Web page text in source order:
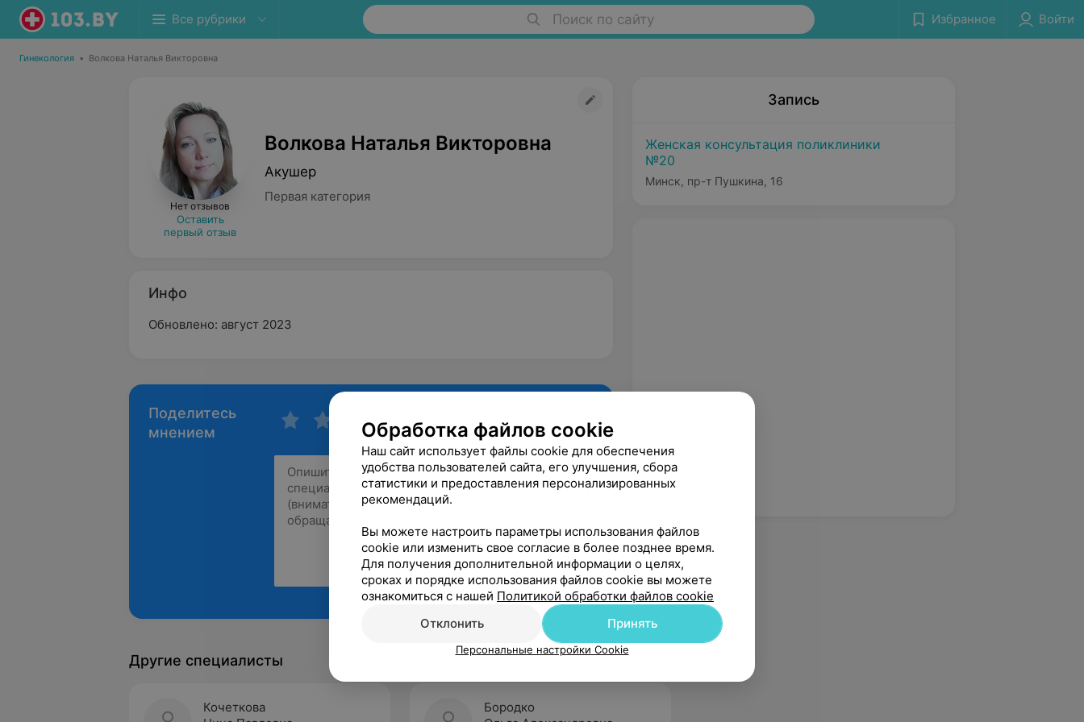
Все рубрики Поиск по сайту Избранное Войти
Гинекология • Волкова Наталья Викторовна
Нет отзывов
Оставить
первый отзыв
Волкова Наталья Викторовна
Акушер
Первая категория
Инфо
Обновлено: август 2023
Поделитесь
мнением
Рекомендую
Запись
Женская консультация поликлиники
№20
Минск, пр-т Пушкина, 16
Другие специалисты
Кочеткова
Бородко
Обработка файлов cookie
Наш сайт использует файлы cookie для обеспечения
удобства пользователей сайта, его улучшения, сбора
статистики и предоставления персонализированных
рекомендаций.
Вы можете настроить параметры использования файлов
cookie или изменить свое согласие в более позднее время.
Для получения дополнительной информации о целях,
сроках и порядке использования файлов cookie вы можете
ознакомиться с нашей Политикой обработки файлов cookie
Отклонить
Принять
Персональные настройки Cookie